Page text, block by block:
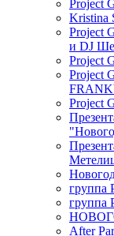
Project
Kristina
Project
и DJ
Project
Project
Project
группа
группа
After